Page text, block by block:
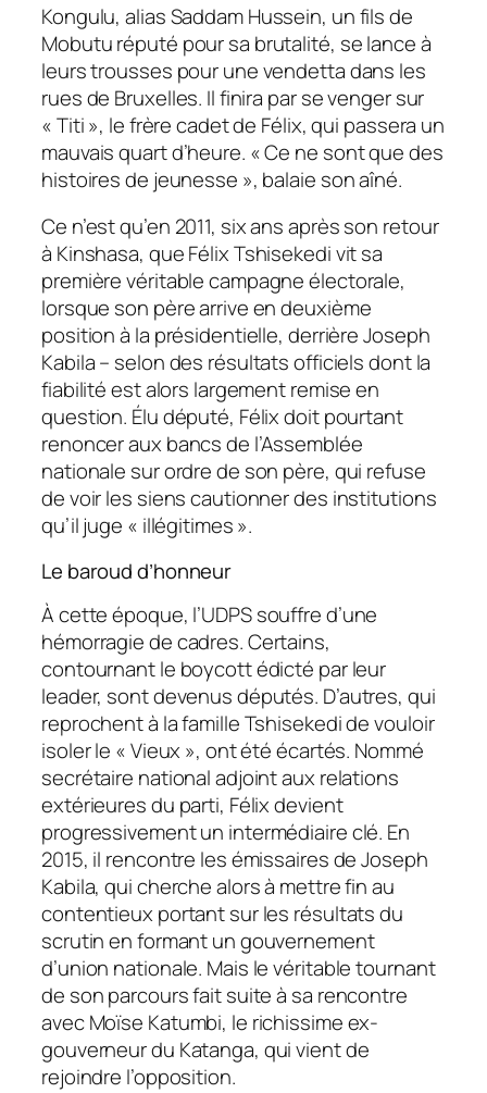
Kongulu, alias Saddam Hussein, un fils de
Mobutu réputé pour sa brutalité, se lance à
leurs trousses pour une vendetta dans les
rues de Bruxelles. Il finira par se venger sur
« Titi », le frère cadet de Félix, qui passera un
mauvais quart d’heure. « Ce ne sont que des
histoires de jeunesse », balaie son aîné.
Ce n’est qu’en 2011, six ans après son retour
à Kinshasa, que Félix Tshisekedi vit sa
première véritable campagne électorale,
lorsque son père arrive en deuxième
position à la présidentielle, derrière Joseph
Kabila – selon des résultats officiels dont la
fiabilité est alors largement remise en
question. Élu député, Félix doit pourtant
renoncer aux bancs de l’Assemblée
nationale sur ordre de son père, qui refuse
de voir les siens cautionner des institutions
qu’il juge « illégitimes ».
Le baroud d’honneur
À cette époque, l’UDPS souffre d’une
hémorragie de cadres. Certains,
contournant le boycott édicté par leur
leader, sont devenus députés. D’autres, qui
reprochent à la famille Tshisekedi de vouloir
isoler le « Vieux », ont été écartés. Nommé
secrétaire national adjoint aux relations
extérieures du parti, Félix devient
progressivement un intermédiaire clé. En
2015, il rencontre les émissaires de Joseph
Kabila, qui cherche alors à mettre fin au
contentieux portant sur les résultats du
scrutin en formant un gouvernement
d’union nationale. Mais le véritable tournant
de son parcours fait suite à sa rencontre
avec Moïse Katumbi, le richissime ex-
gouverneur du Katanga, qui vient de
rejoindre l’opposition.